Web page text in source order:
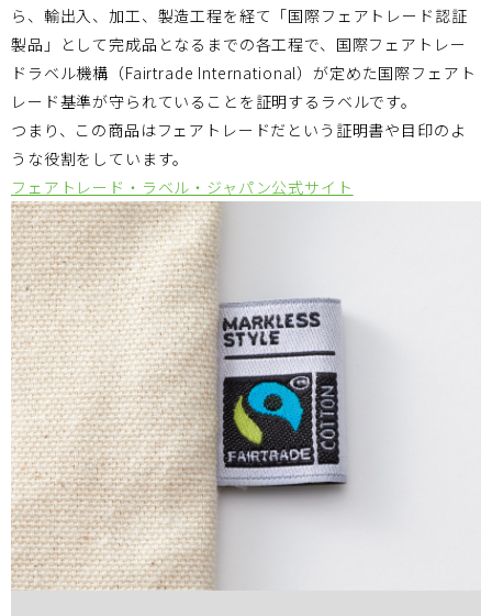
ら、輸出入、加工、製造工程を経て「国際フェアトレード認証
製品」として完成品となるまでの各工程で、国際フェアトレー
ドラベル機構（Fairtrade International）が定めた国際フェアト
レード基準が守られていることを証明するラベルです。
つまり、この商品はフェアトレードだという証明書や目印のよ
うな役割をしています。
フェアトレード・ラベル・ジャパン公式サイト